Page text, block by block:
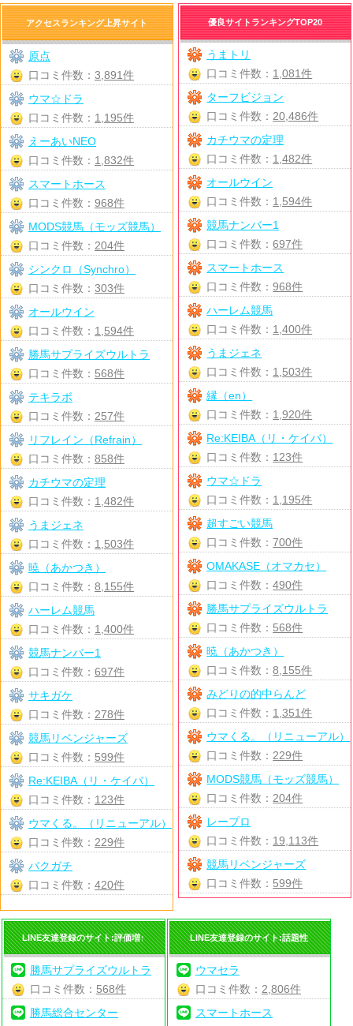
優良サイトランキングTOP20
うまトリ
口コミ件数： 1,081件
ターフビジョン
口コミ件数： 20,486件
カチウマの定理
口コミ件数： 1,482件
オールウイン
口コミ件数： 1,594件
競馬ナンバー1
口コミ件数：697件
スマートホース
口コミ件数：968件
ハーレム競馬
口コミ件数： 1,400件
うまジェネ
口コミ件数： 1,503件
縁（en）
口コミ件数： 1,920件
Re:KEIBA（リ・ケイバ）
口コミ件数： 123件
ウマ☆ドラ
口コミ件数： 1,195件
超すごい競馬
口コミ件数：700件
OMAKASE（オマカセ）
口コミ件数：490件
勝馬サプライズウルトラ
口コミ件数： 568件
暁（あかつき）
口コミ件数：8,155件
みどりの的中らんど
口コミ件数： 1,351件
ウマくる。（リニューアル）
口コミ件数： 229件
MODS競馬（モッズ競馬）
口コミ件数： 204件
レープロ
口コミ件数： 19,113件
競馬リベンジャーズ
口コミ件数： 599件
アクセスランキング上昇サイト
原点
口コミ件数： 3,891件
ウマ☆ドラ
口コミ件数： 1,195件
えーあいNEO
口コミ件数： 1,832件
スマートホース
口コミ件数： 968件
MODS競馬（モッズ競馬）
口コミ件数： 204件
シンクロ（Synchro）
口コミ件数： 303件
オールウイン
口コミ件数： 1,594件
勝馬サプライズウルトラ
口コミ件数： 568件
テキラボ
口コミ件数： 257件
リフレイン（Refrain）
口コミ件数： 858件
カチウマの定理
口コミ件数： 1,482件
うまジェネ
口コミ件数： 1,503件
暁（あかつき）
口コミ件数： 8,155件
ハーレム競馬
口コミ件数： 1,400件
競馬ナンバー1
口コミ件数： 697件
サキガケ
口コミ件数： 278件
競馬リベンジャーズ
口コミ件数： 599件
Re:KEIBA（リ・ケイバ）
口コミ件数： 123件
ウマくる。（リニューアル）
口コミ件数： 229件
バクガチ
口コミ件数： 420件
LINE友達登録のサイト:評価増↑
勝馬サプライズウルトラ
口コミ件数： 568件
勝馬総合センター
LINE友達登録のサイト:話題性
ウマセラ
口コミ件数： 2,806件
スマートホース